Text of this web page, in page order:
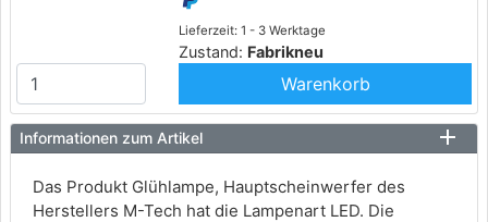
Lieferzeit: 1 - 3 Werktage
Zustand: Fabrikneu
Warenkorb
Informationen zum Artikel
Das Produkt Glühlampe, Hauptscheinwerfer des
Herstellers M-Tech hat die Lampenart LED. Die